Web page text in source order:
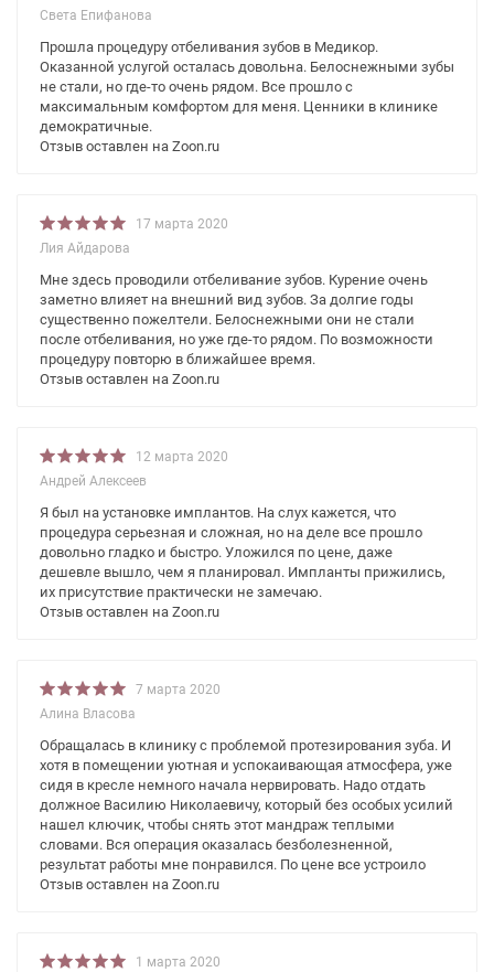
Света Епифанова
Прошла процедуру отбеливания зубов в Медикор.
Оказанной услугой осталась довольна. Белоснежными зубы
не стали, но где-то очень рядом. Все прошло с
максимальным комфортом для меня. Ценники в клинике
демократичные.
Отзыв оставлен на Zoon.ru
17 марта 2020
Лия Айдарова
Мне здесь проводили отбеливание зубов. Курение очень
заметно влияет на внешний вид зубов. За долгие годы
существенно пожелтели. Белоснежными они не стали
после отбеливания, но уже где-то рядом. По возможности
процедуру повторю в ближайшее время.
Отзыв оставлен на Zoon.ru
12 марта 2020
Андрей Алексеев
Я был на установке имплантов. На слух кажется, что
процедура серьезная и сложная, но на деле все прошло
довольно гладко и быстро. Уложился по цене, даже
дешевле вышло, чем я планировал. Импланты прижились,
их присутствие практически не замечаю.
Отзыв оставлен на Zoon.ru
7 марта 2020
Алина Власова
Обращалась в клинику с проблемой протезирования зуба. И
хотя в помещении уютная и успокаивающая атмосфера, уже
сидя в кресле немного начала нервировать. Надо отдать
должное Василию Николаевичу, который без особых усилий
нашел ключик, чтобы снять этот мандраж теплыми
словами. Вся операция оказалась безболезненной,
результат работы мне понравился. По цене все устроило
Отзыв оставлен на Zoon.ru
1 марта 2020